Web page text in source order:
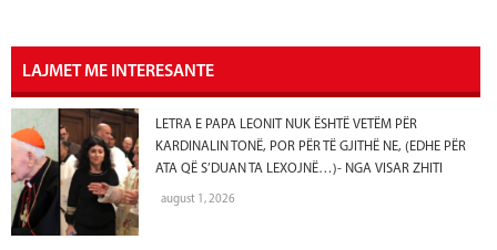
LAJMET ME INTERESANTE
LETRA E PAPA LEONIT NUK ËSHTË VETËM PËR
KARDINALIN TONË, POR PËR TË GJITHË NE, (EDHE PËR
ATA QË S’DUAN TA LEXOJNË…)- NGA VISAR ZHITI
august 1, 2026